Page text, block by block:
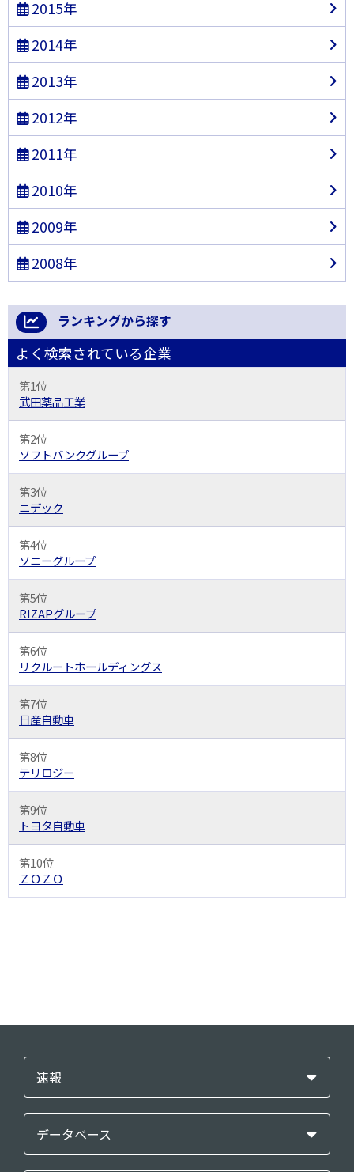
2015年
2014年
2013年
2012年
2011年
2010年
2009年
2008年
ランキングから探す
よく検索されている企業
第1位
武田薬品工業
第2位
ソフトバンクグループ
第3位
ニデック
第4位
ソニーグループ
第5位
RIZAPグループ
第6位
リクルートホールディングス
第7位
日産自動車
第8位
テリロジー
第9位
トヨタ自動車
第10位
ＺＯＺＯ
速報
データベース